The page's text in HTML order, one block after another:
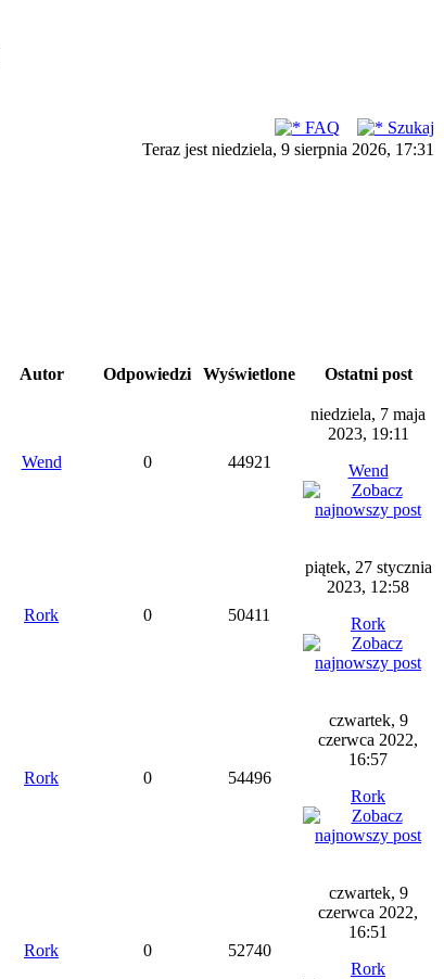
FAQ
Szukaj
Teraz jest niedziela, 9 sierpnia 2026, 17:31
Autor Odpowiedzi Wyświetlone Ostatni post
Wend 0 44921
niedziela, 7 maja
2023, 19:11
Wend
Rork 0 50411
piątek, 27 stycznia
2023, 12:58
Rork
Rork 0 54496
czwartek, 9
czerwca 2022,
16:57
Rork
Rork 0 52740
czwartek, 9
czerwca 2022,
16:51
Rork